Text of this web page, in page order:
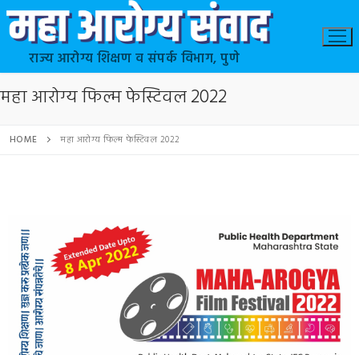
राज्य आरोग्य शिक्षण व संपर्क विभाग, पुणे
महा आरोग्य फिल्म फेस्टिवल 2022
HOME महा आरोग्य फिल्म फेस्टिवल 2022